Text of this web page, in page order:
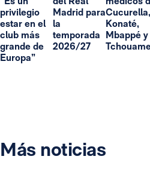
privilegio
estar en el
club más
grande de
Europa”
Madrid para
la
temporada
2026/27
Cucurella,
Konaté,
Mbappé y
Más noticias